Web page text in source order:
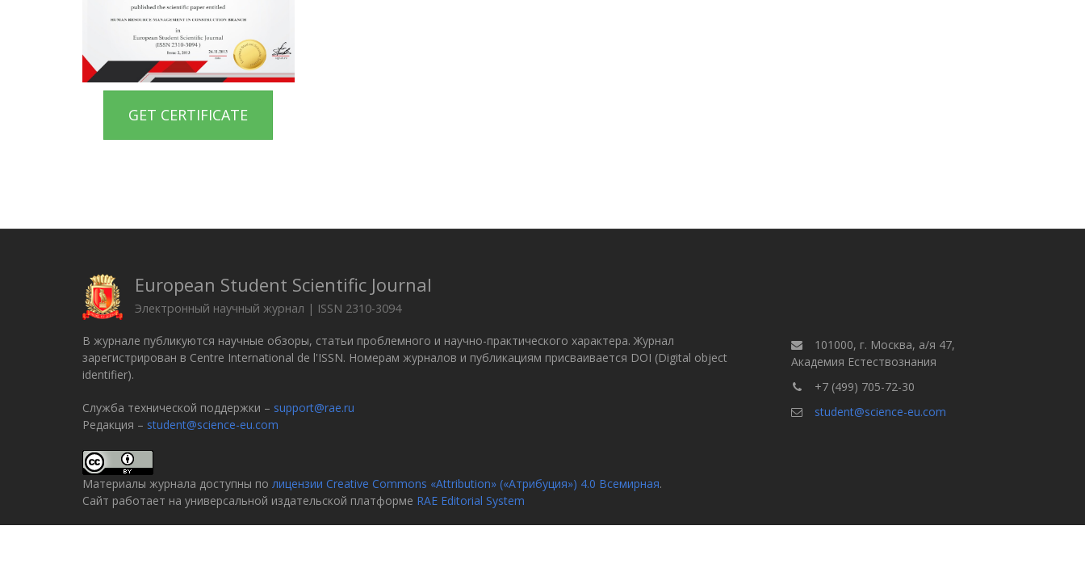
GET CERTIFICATE
European Student Scientific Journal
Электронный научный журнал | ISSN 2310-3094
В журнале публикуются научные обзоры, статьи проблемного и научно-практического характера. Журнал
зарегистрирован в Centre International de l'ISSN. Номерам журналов и публикациям присваивается DOI (Digital object
identifier).
Служба технической поддержки – support@rae.ru
Редакция – student@science-eu.com
101000, г. Москва, а/я 47,
Академия Естествознания
+7 (499) 705-72-30
student@science-eu.com
Материалы журнала доступны по лицензии Creative Commons «Attribution» («Атрибуция») 4.0 Всемирная.
Сайт работает на универсальной издательской платформе RAE Editorial System